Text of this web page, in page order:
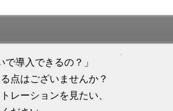
導入できるの？」
点はございませんか？
レーションを見たい、